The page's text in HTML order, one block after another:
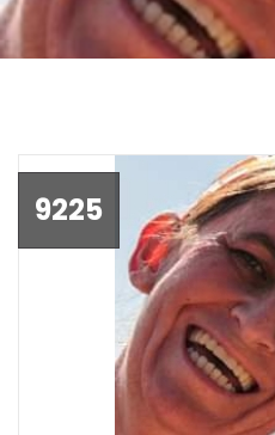
9225